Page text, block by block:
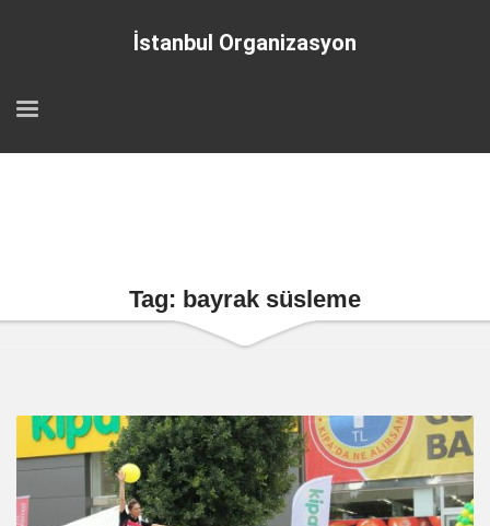
İstanbul Organizasyon
Tag: bayrak süsleme